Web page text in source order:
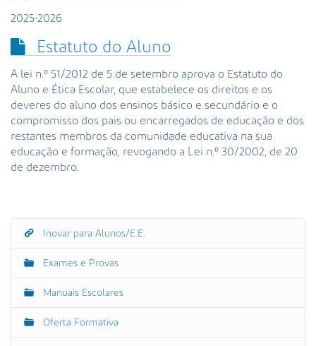
2025-2026
Estatuto do Aluno
A lei n.º 51/2012 de 5 de setembro aprova o Estatuto do
Aluno e Ética Escolar, que estabelece os direitos e os
deveres do aluno dos ensinos básico e secundário e o
compromisso dos pais ou encarregados de educação e dos
restantes membros da comunidade educativa na sua
educação e formação, revogando a Lei n.º 30/2002, de 20
de dezembro.
N
e
a
Inovar para Alunos/E.E.
Exames e Provas
Manuais Escolares
Oferta Formativa